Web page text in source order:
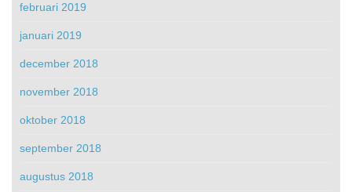
februari 2019
januari 2019
december 2018
november 2018
oktober 2018
september 2018
augustus 2018